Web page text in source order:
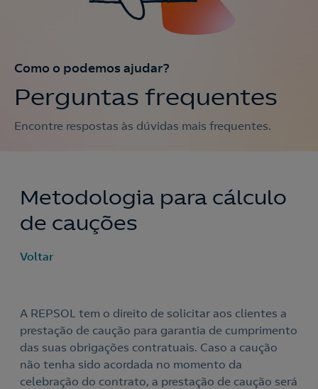
Como o podemos ajudar?
Perguntas frequentes
Encontre respostas às dúvidas mais frequentes.
Metodologia para cálculo
de cauções
Voltar
A REPSOL tem o direito de solicitar aos clientes a
prestação de caução para garantia de cumprimento
das suas obrigações contratuais. Caso a caução
não tenha sido acordada no momento da
celebração do contrato, a prestação de caução será